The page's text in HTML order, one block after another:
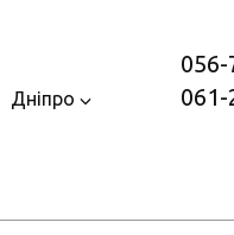
Дніпро
056-